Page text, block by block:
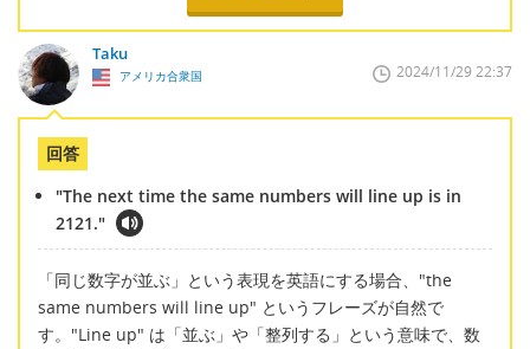
Taku
アメリカ合衆国 2024/11/29 22:37
回答
"The next time the same numbers will line up is in
2121."
「同じ数字が並ぶ」という表現を英語にする場合、"the
same numbers will line up" というフレーズが自然で
す。"Line up" は「並ぶ」や「整列する」という意味で、数